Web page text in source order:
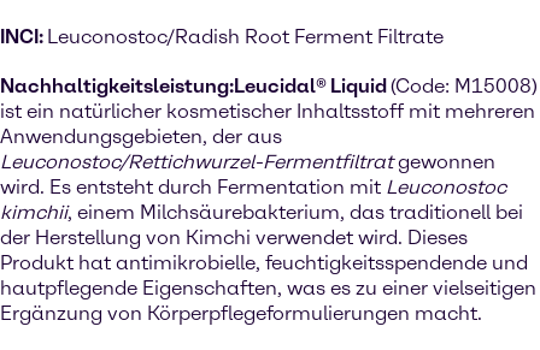
INCI: Leuconostoc/Radish Root Ferment Filtrate
Nachhaltigkeitsleistung:Leucidal® Liquid(Code: M15008)
ist ein natürlicher kosmetischer Inhaltsstoff mit mehreren
Anwendungsgebieten, der aus
Leuconostoc/Rettichwurzel-Fermentfiltratgewonnen
wird. Es entsteht durch Fermentation mit Leuconostoc
kimchii, einem Milchsäurebakterium, das traditionell bei
der Herstellung von Kimchi verwendet wird. Dieses
Produkt hat antimikrobielle, feuchtigkeitsspendende und
hautpflegende Eigenschaften, was es zu einer vielseitigen
Ergänzung von Körperpflegeformulierungen macht.